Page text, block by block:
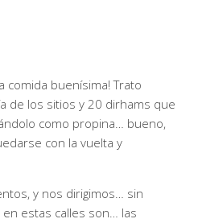
comida buenísima! Trato
de los sitios y 20 dirhams que
como propina… bueno,
con la vuelta y
y nos dirigimos… sin
estas calles son… las